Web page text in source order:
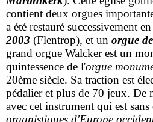
contient deux orgues
a été restauré successivement
2003 (Flentrop), et un orgue
grand orgue Walcker est un
quintessence de l'orgue
20ème siècle. Sa traction est
pédalier et plus de 70 jeux. De
avec cet instrument qui est
organistiques d'Europe